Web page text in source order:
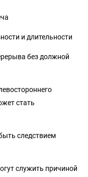
и длительности
без должной
стать
следствием
служить причиной